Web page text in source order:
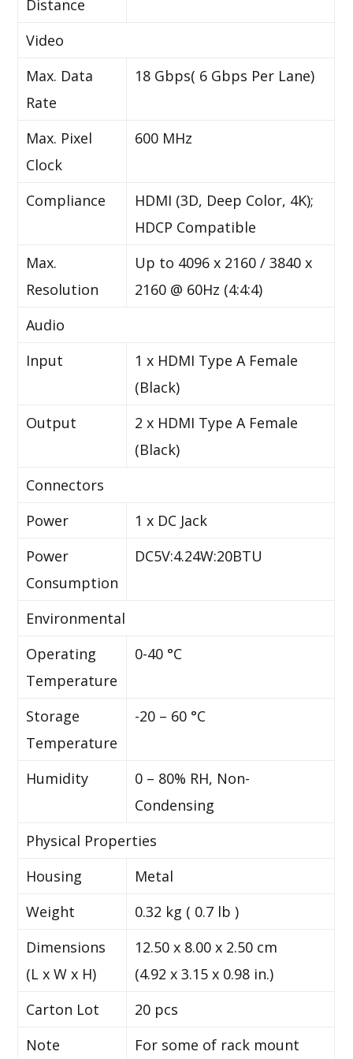
Distance
Video
Max. Data
Rate
18 Gbps( 6 Gbps Per Lane)
Max. Pixel
Clock
600 MHz
Compliance
HDMI (3D, Deep Color, 4K);
HDCP Compatible
Max.
Resolution
Up to 4096 x 2160 / 3840 x
2160 @ 60Hz (4:4:4)
Audio
Input
1 x HDMI Type A Female
(Black)
Output
2 x HDMI Type A Female
(Black)
Connectors
Power
1 x DC Jack
Power
Consumption
DC5V:4.24W:20BTU
Environmental
Operating
Temperature
0-40 °C
Storage
Temperature
-20 – 60 °C
Humidity
0 – 80% RH, Non-
Condensing
Physical Properties
Housing
Metal
Weight
0.32 kg ( 0.7 lb )
Dimensions
(L x W x H)
12.50 x 8.00 x 2.50 cm
(4.92 x 3.15 x 0.98 in.)
Carton Lot
20 pcs
Note
For some of rack mount